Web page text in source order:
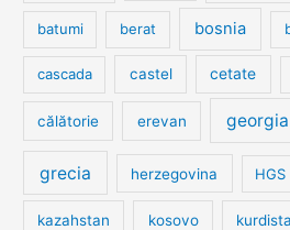
batumi berat bosnia
cascada castel cetate
călătorie erevan georgia
grecia herzegovina HGS
kazahstan kosovo